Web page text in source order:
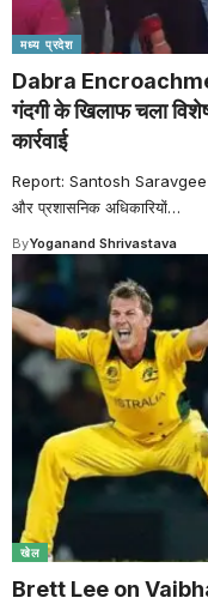
मध्य प्रदेश
Dabra
गंदगी के खिलाफ चला
कार्रवाई
Report: Santosh Saravgee
और प्रशासनिक अधिकारियों…
ByYoganand Shrivastava
खेल
Brett Lee on